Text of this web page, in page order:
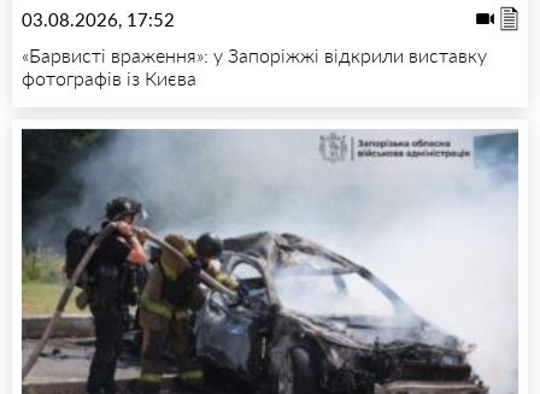
03.08.2026, 17:52
«Барвисті враження»: у Запоріжжі відкрили виставку
фотографів із Києва